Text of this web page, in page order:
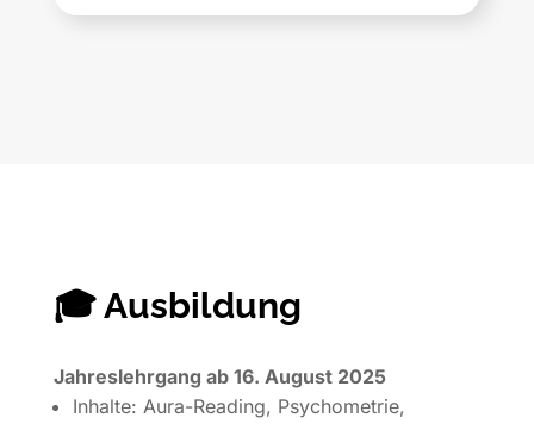
🎓 Ausbildung
Jahreslehrgang ab 16. August 2025
Inhalte: Aura-Reading, Psychometrie,